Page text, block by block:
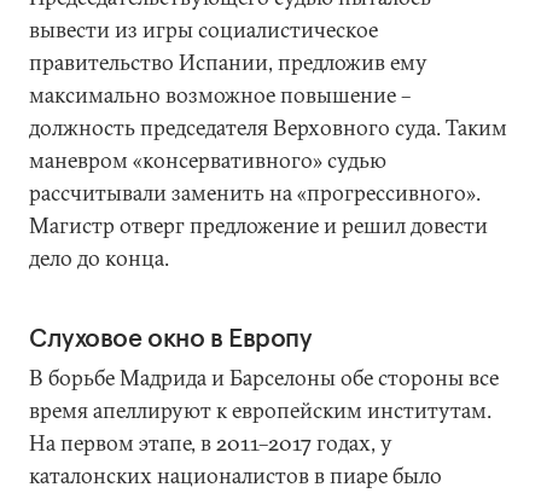
вывести из игры социалистическое
правительство Испании, предложив ему
максимально возможное повышение –
должность председателя Верховного суда. Таким
маневром «консервативного» судью
рассчитывали заменить на «прогрессивного».
Магистр отверг предложение и решил довести
дело до конца.
Слуховое окно в Европу
В борьбе Мадрида и Барселоны обе стороны все
время апеллируют к европейским институтам.
На первом этапе, в 2011–2017 годах, у
каталонских националистов в пиаре было